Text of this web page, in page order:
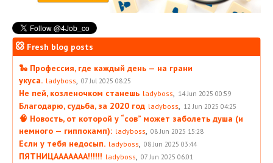
Fresh blog posts
🐍 Профессия, где каждый день — на грани
укуса. ladyboss, 07 Jul 2025 08:25
Не пей, козленочком станешь ladyboss, 14 Jun 2025 00:59
Благодарю, судьба, за 2020 год ladyboss, 12 Jun 2025 04:25
🧠 Новость, от которой у “сов” может заболеть душа (и
немного — гиппокамп): ladyboss, 08 Jun 2025 15:28
Если у тебя недосып. ladyboss, 08 Jun 2025 03:44
ПЯТНИЦААААААА!!!!!! ladyboss, 07 Jun 2025 06:01